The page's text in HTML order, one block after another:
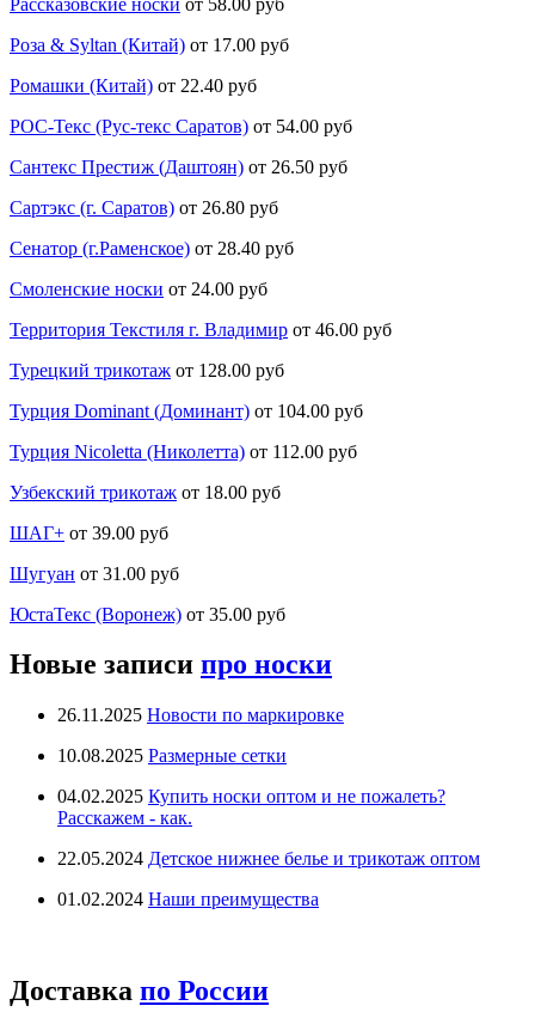
Роза & Syltan (Китай) от 17.00 руб
Ромашки (Китай) от 22.40 руб
РОС-Текс (Рус-текс Саратов) от 54.00 руб
Сантекс Престиж (Даштоян) от 26.50 руб
Сартэкс (г. Саратов) от 26.80 руб
Сенатор (г.Раменское) от 28.40 руб
Смоленские носки от 24.00 руб
Территория Текстиля г. Владимир от 46.00 руб
Турецкий трикотаж от 128.00 руб
Турция Dominant (Доминант) от 104.00 руб
Турция Nicoletta (Николетта) от 112.00 руб
Узбекский трикотаж от 18.00 руб
ШАГ+ от 39.00 руб
Шугуан от 31.00 руб
ЮстаТекс (Воронеж) от 35.00 руб
Новые записи про носки
26.11.2025 Новости по маркировке
10.08.2025 Размерные сетки
04.02.2025 Купить носки оптом и не пожалеть?
Расскажем - как.
22.05.2024 Детское нижнее белье и трикотаж оптом
01.02.2024 Наши преимущества
Доставка по России